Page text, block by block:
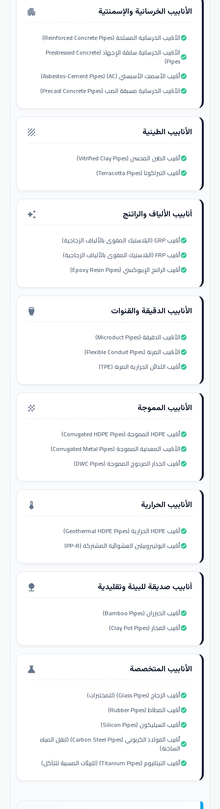
الأنابيب الخرسانية والإسمنتية apartment
الأنابيب الخرسانية المسلحة (Reinforced Concrete Pipes)check_circle
الأنابيب الخرسانية سابقة الإجهاد (Prestressed Concrete
Pipes)check_circle
أنابيب الأسمنت الأسبستي (AC) (Asbestos-Cement Pipes)check_circle
الأنابيب الخرسانية مسبقة الصب (Precast Concrete Pipes)check_circle
الأنابيب الطينية texture
أنابيب الطين المحسن (Vitrified Clay Pipes)check_circle
أنابيب التيراكوتا (Terracotta Pipes)check_circle
أنابيب الألياف والراتنج auto_awesome
أنابيب GRP (البلاستيك المقوى بالألياف الزجاجية)check_circle
أنابيب FRP (البلاستيك المقوى بالألياف الزجاجية)check_circle
أنابيب الراتنج الإيبوكسي (Epoxy Resin Pipes)check_circle
الأنابيب الدقيقة والقنوات settings_input_hdmi
الأنابيب الدقيقة (Microduct Pipes)check_circle
الأنابيب المرنة (Flexible Conduit Pipes)check_circle
أنابيب اللدائن الحرارية المرنة (TPE)check_circle
الأنابيب المموجة grain
أنابيب HDPE المموجة (Corrugated HDPE Pipes)check_circle
الأنابيب المعدنية المموجة (Corrugated Metal Pipes)check_circle
أنابيب الجدار المزدوج المموجة (DWC Pipes)check_circle
الأنابيب الحرارية thermostat
أنابيب HDPE الحرارية (Geothermal HDPE Pipes)check_circle
أنابيب البوليبروبيلين العشوائية المشتركة (PP-R)check_circle
أنابيب صديقة للبيئة وتقليدية nature
أنابيب الخيزران (Bamboo Pipes)check_circle
أنابيب الفخار (Clay Pot Pipes)check_circle
الأنابيب المتخصصة science
أنابيب الزجاج (Glass Pipes) (للمختبرات)check_circle
أنابيب المطاط (Rubber Pipes)check_circle
أنابيب السيليكون (Silicon Pipes)check_circle
أنابيب الفولاذ الكربوني (Carbon Steel Pipes) (لنقل المياه
الساخنة)check_circle
أنابيب التيتانيوم (Titanium Pipes) (للبيئات المسببة للتآكل)check_circle